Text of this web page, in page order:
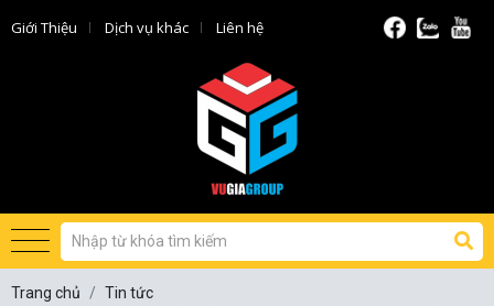
Giới Thiệu Dịch vụ khác Liên hệ
Trang chủ
Tin tức